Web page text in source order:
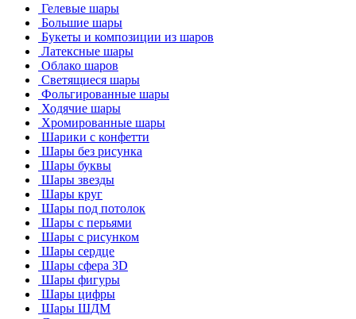
Гелевые шары
Большие шары
Букеты и композиции из шаров
Латексные шары
Облако шаров
Светящиеся шары
Фольгированные шары
Ходячие шары
Хромированные шары
Шарики с конфетти
Шары без рисунка
Шары буквы
Шары звезды
Шары круг
Шары под потолок
Шары с перьями
Шары с рисунком
Шары сердце
Шары сфера 3D
Шары фигуры
Шары цифры
Шары ШДМ